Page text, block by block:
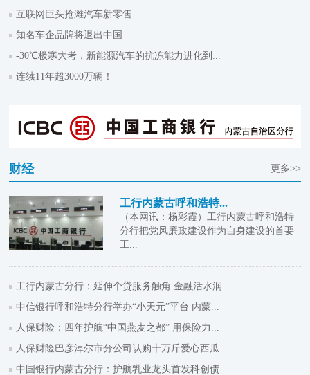
互联网巨头抢滩汽车新零售
知名车企品牌将退出中国
-30℃极寒大考，新能源汽车的抗冻能力进化到...
连续11年超3000万辆！
财经 更多>>
工行内蒙古呼和浩特...
（本网讯：杨彩霞）工行内蒙古呼和浩特
分行把党风廉政建设作为自身建设的首要
工...
工行内蒙古分行：延伸个贷服务触角 金融活水润...
中信银行呼和浩特分行举办“小天元”平台 内蒙...
人保财险：四年护航“中国燕麦之都” 用保险力...
人保财险巴彦淖尔市分公司认购十万斤爱心西瓜
中国银行内蒙古分行：护航乳业龙头首发科创债 ...